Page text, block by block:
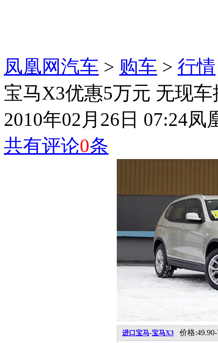
凤凰网汽车 > 购车 > 行情
宝马X3优惠5万元 无现
2010年02月26日 07:24凤
共有评论0条
进口宝马-宝马X3 价格